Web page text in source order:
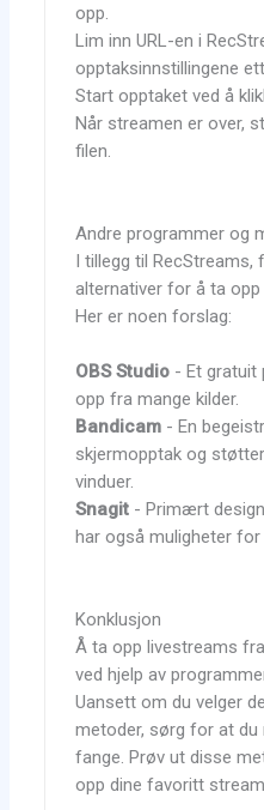
opp.
Lim inn URL-en i
opptaksinnstillingene
Start opptaket ved å
Når streamen er over,
filen.
Andre programmer og
I tillegg til RecStreams,
alternativer for å ta
Her er noen forslag:
OBS Studio - Et gratuit
opp fra mange kilder.
Bandicam - En
skjermopptak og
vinduer.
Snagit - Primært
har også muligheter for
Konklusjon
Å ta opp livestreams
ved hjelp av
Uansett om du velger
metoder, sørg for at du
fange. Prøv ut disse
opp dine favoritt